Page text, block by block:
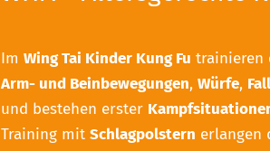
Im Wing Tai Kinder Kung Fu trainieren
Arm- und Beinbewegungen, Würfe,
und bestehen erster
Training mit Schlagpolstern erlangen